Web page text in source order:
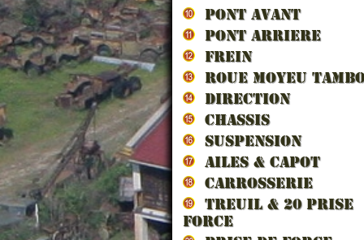
PONT AVANT
PONT ARRIERE
FREIN
ROUE MOYEU
DIRECTION
CHASSIS
SUSPENSION
AILES & CAPOT
CARROSSERIE
TREUIL & 20 prise
force